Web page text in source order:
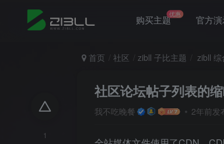
购买主题优惠 官方
1
首页 社区 zibll 子比主题 zibll
社区论坛帖子列表的
我不吃晚餐 2年前发